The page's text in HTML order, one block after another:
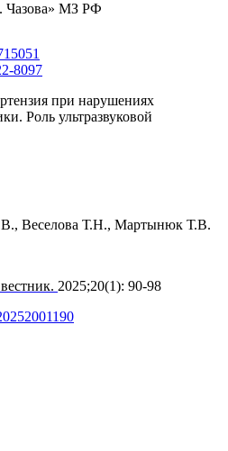
МЗ РФ
8097
при нарушениях
Роль ультразвуковой
, Веселова Т.Н., Мартынюк Т.В.
2025;20(1): 90‑98